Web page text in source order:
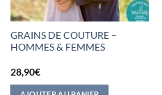
GRAINS DE COUTURE –
HOMMES & FEMMES
28,90€